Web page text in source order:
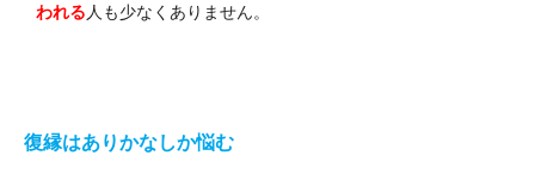
われる 人も少なくありません。
復縁はありかなしか悩む